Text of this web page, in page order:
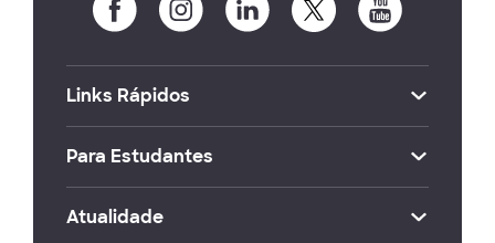
Links Rápidos
Para Estudantes
Atualidade